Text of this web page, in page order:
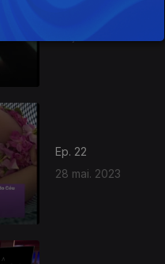
Ep. 22
28 mai. 2023